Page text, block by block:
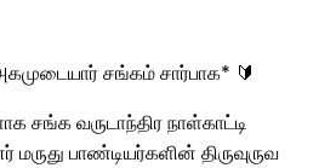
சங்கம் சார்பாக* 🔰
சங்க வருடாந்திர நாள்காட்டி
பாண்டியர்களின் திருவுருவ